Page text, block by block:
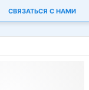
СВЯЗАТЬСЯ С НАМИ